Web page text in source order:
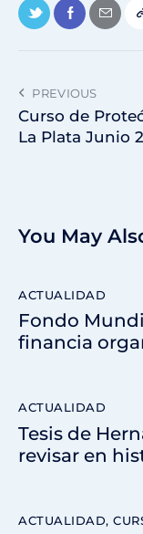
PREVIOUS
Curso de
La Plata Junio
You May
ACTUALIDAD
Fondo
financia
ACTUALIDAD
Tesis de
revisar en
ACTUALIDAD,